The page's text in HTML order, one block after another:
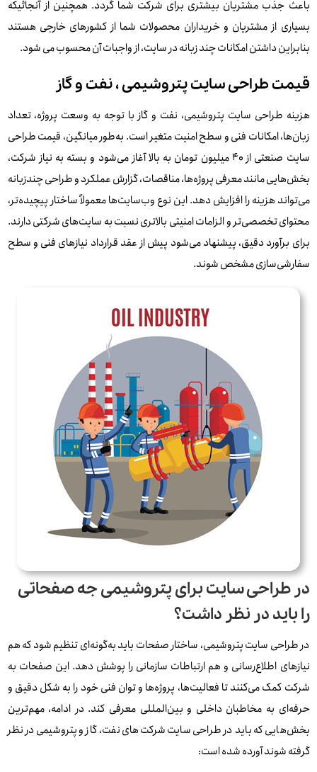
باعث جذب مشتریان بیشتری برای شرکت شما گردد. همچنین از آنجائیکه
بسیاری از مشتریان و خریداران محصولات شما از کشورهای خارجی هستند
بنابراین داشتن امکانات چند زبانه در سایت، از واجبات آن محسوب می شود.
قیمت طراحی سایت پتروشیمی ، نفت و گاز
هزینه طراحی سایت پتروشیمی، نفت و گاز با توجه به وسعت پروژه، تعداد
زبان‌ها، امکانات فنی و سطح امنیت متغیر است. به‌طور میانگین، قیمت طراحی
سایت صنعتی از ۴۰ میلیون تومان به بالا آغاز می‌شود و بسته به نیاز شرکت،
بخش‌هایی مانند معرفی پروژه‌ها، مناقصات، گزارش عملکرد و طراحی چندزبانه
می‌تواند هزینه را افزایش دهد. این نوع وب‌سایت‌ها معمولاً ساختار پیچیده‌تر،
محتوای تخصصی‌تر و الزامات امنیتی بالاتری نسبت به سایت‌های شرکتی دارند.
برای برآورد دقیق، پیشنهاد می‌شود پیش از عقد قرارداد نیازهای فنی و سطح
سفارشی‌سازی مشخص شوند.
در طراحی سایت برای پتروشیمی جه صفحاتی
را باید در نظر داشت؟
در طراحی سایت پتروشیمی، ساختار صفحات باید به‌گونه‌ای تنظیم شود که هم
نیازهای اطلاع‌رسانی و هم ارتباطات سازمانی را پوشش دهد. این صفحات به
شرکت کمک می‌کنند تا فعالیت‌ها، پروژه‌ها و توان فنی خود را به شکل دقیق و
حرفه‌ای به مخاطبان داخلی و بین‌المللی معرفی کند. در ادامه، مهم‌ترین
بخش‌هایی که باید در طراحی سایت شرکت‌های نفت، گاز و پتروشیمی در نظر
گرفته شوند آورده شده است: